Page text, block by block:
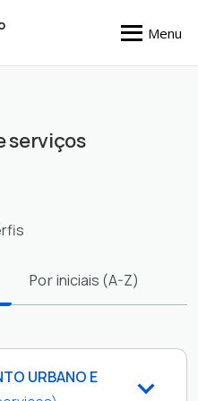
Menu
serviços
Poriniciais (A-Z)
URBANO E